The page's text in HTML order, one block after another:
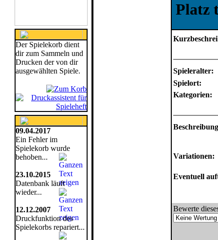
Der Spielekorb dient
dir zum Sammeln und
Drucken der von dir
ausgewählten Spiele.
09.04.2017
Ein Fehler im
Spielekorb wurde
behoben...
23.10.2015
Datenbank läuft
wieder...
12.12.2007
Druckfunktion des
Spielekorbs repariert...
Platz
Spieleralter:
Spielort:
Kategorien:
Variationen:
Eventuell
Bewerte